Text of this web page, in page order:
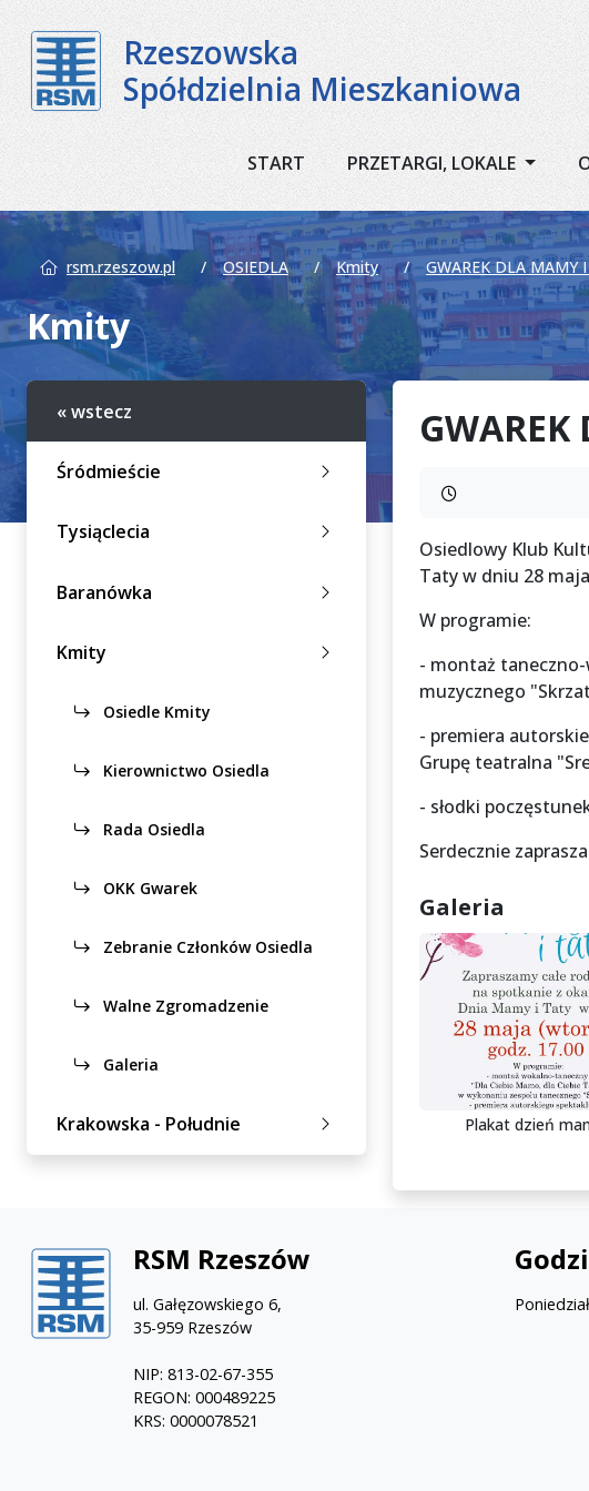
Rzeszowska
Spółdzielnia Mieszkaniowa
START PRZETARGI, LOKALE
rsm.rzeszow.pl OSIEDLA Kmity GWAREK DLA MAMY
Kmity
« wstecz
Śródmieście
Tysiąclecia
Baranówka
Kmity
Osiedle Kmity
Kierownictwo Osiedla
Rada Osiedla
OKK Gwarek
Zebranie Członków Osiedla
Walne Zgromadzenie
Galeria
Krakowska - Południe
Osiedlowy Klub
Taty w dniu 28
W programie:
- montaż taneczno-
muzycznego
- premiera
Grupę teatralna
- słodki
Serdecznie
Galeria
Plakat dzień
RSM Rzeszów
ul. Gałęzowskiego 6,
35-959 Rzeszów
NIP: 813-02-67-355
REGON: 000489225
KRS: 0000078521